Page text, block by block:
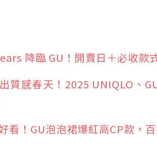
降臨 GU！開賣日＋必收款
質感春天！2025 UNIQLO、
看！GU泡泡裙爆紅高CP款，